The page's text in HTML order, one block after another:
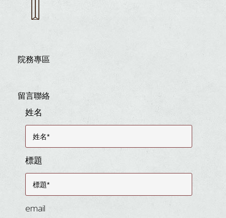
院務專區
留言聯絡
姓名
標題
email